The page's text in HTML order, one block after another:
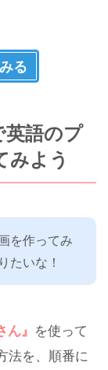
る
英語のプ
みよう
を作ってみ
たいな！
ん』 を使って
法を、順番に